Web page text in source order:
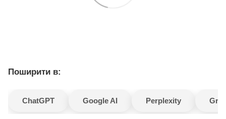
Поширити в:
ChatGPT Google AI Perplexity